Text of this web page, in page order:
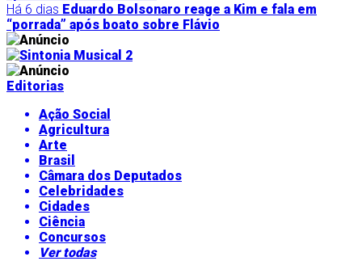
Há 6 dias Eduardo Bolsonaro reage a Kim e fala em
“porrada” após boato sobre Flávio
Editorias
Ação Social
Agricultura
Arte
Brasil
Câmara dos Deputados
Celebridades
Cidades
Ciência
Concursos
Ver todas